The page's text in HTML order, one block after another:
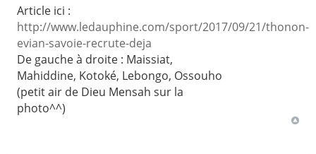
Article ici :
http://www.ledauphine.com/sport/2017/09/21/thonon-
evian-savoie-recrute-deja
De gauche à droite : Maissiat,
Mahiddine, Kotoké, Lebongo, Ossouho
(petit air de Dieu Mensah sur la
photo^^)